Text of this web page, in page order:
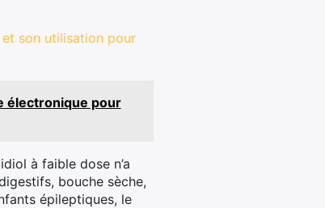
son utilisation pour
électronique pour
à faible dose n’a
bouche sèche,
épileptiques, le